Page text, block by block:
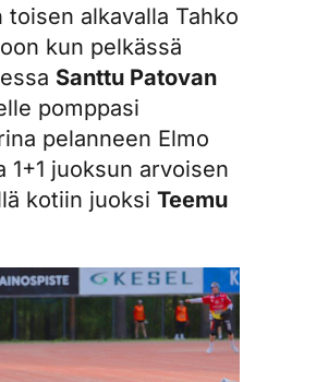
toisen alkavalla Tahko
kun pelkässä
Santtu Patovan
pomppasi
pelanneen Elmo
1+1 juoksun arvoisen
kotiin juoksi Teemu